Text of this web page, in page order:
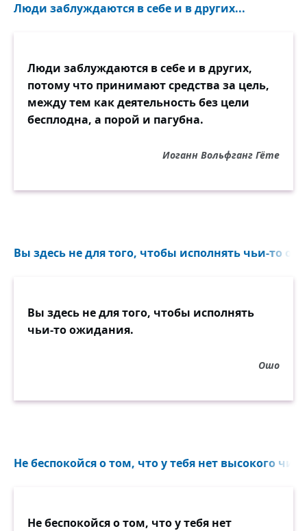
Люди заблуждаются в себе и в других...
Люди заблуждаются в себе и в других,
потому что принимают средства за цель,
между тем как деятельность без цели
бесплодна, а порой и пагубна.
Иоганн Вольфганг Гёте
Вы здесь не для того, чтобы исполнять чьи-то
Вы здесь не для того, чтобы исполнять
чьи-то ожидания.
Ошо
Не беспокойся о том, что у тебя нет высокого
Не беспокойся о том, что у тебя нет